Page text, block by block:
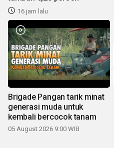
16 jam lalu
Brigade Pangan tarik minat
generasi muda untuk
kembali bercocok tanam
05 August 2026 9:00 WIB